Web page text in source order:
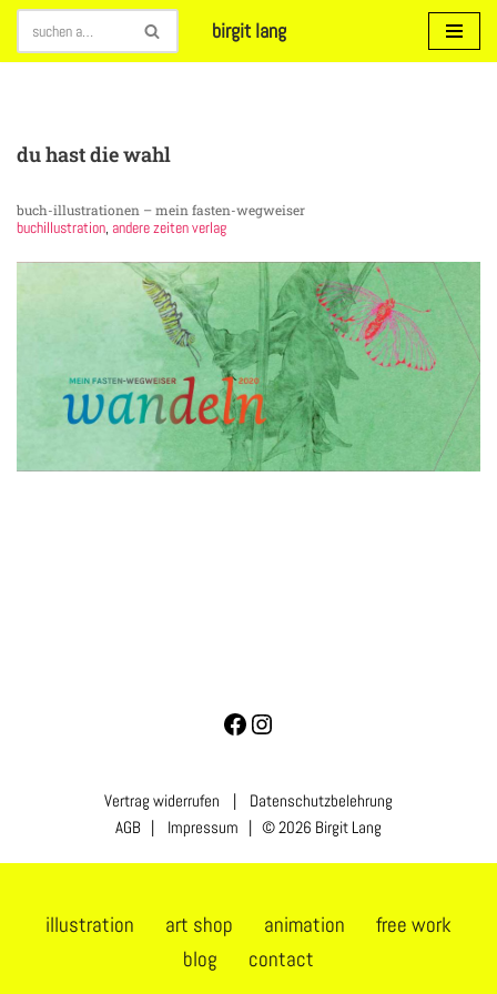
Zum
birgit lang
du hast die wahl
buch-illustrationen – mein fasten-wegweiser
buchillustration, andere zeiten verlag
Vertrag widerrufen | Datenschutzbelehrung
AGB | Impressum | © 2026 Birgit Lang
illustration art shop animation
free work
blog
contact